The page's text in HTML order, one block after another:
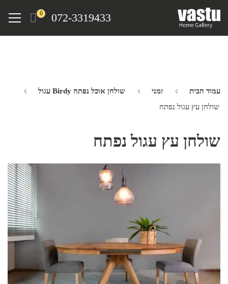
072-3319433
0
Menu
עמוד הבית זמני
שולחן אוכל נפתח Birdy עגול
שולחן עץ עגול נפתח
שולחן עץ עגול נפתח